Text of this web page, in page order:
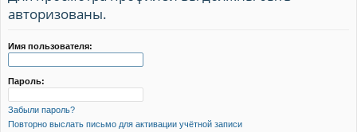
авторизованы.
Имя пользователя:
Пароль:
Забыли пароль?
Повторно выслать письмо для активации учётной записи